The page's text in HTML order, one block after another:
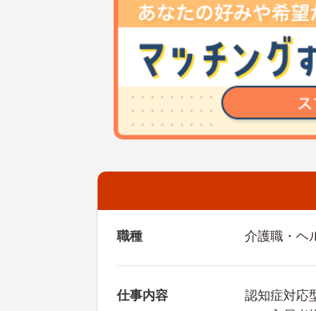
職種 介護職・ヘ
仕事内容
認知症対応